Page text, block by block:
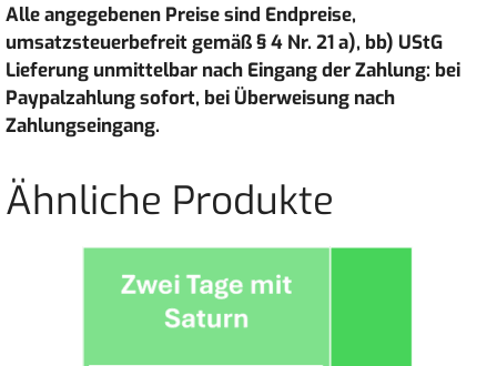
Alle angegebenen Preise sind Endpreise,
umsatzsteuerbefreit gemäß § 4 Nr. 21 a), bb) UStG
Lieferung unmittelbar nach Eingang der Zahlung: bei
Paypalzahlung sofort, bei Überweisung nach
Zahlungseingang.
Ähnliche Produkte